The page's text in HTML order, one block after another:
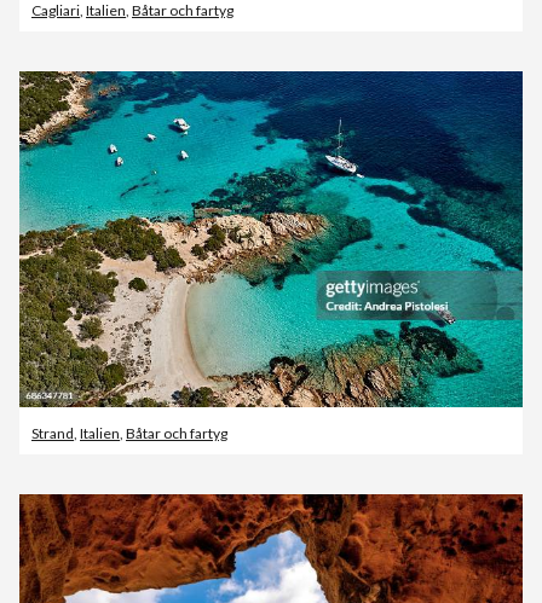
Cagliari, Italien, Båtar och fartyg
Strand Italien Båtar och fartyg